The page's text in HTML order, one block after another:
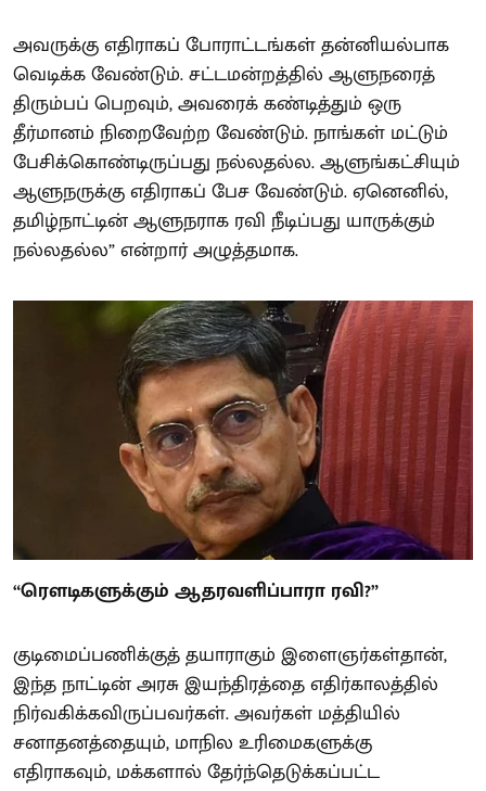
அவருக்கு எதிராகப் போராட்டங்கள் தன்னியல்பாக
வெடிக்க வேண்டும். சட்டமன்றத்தில் ஆளுநரைத்
திரும்பப் பெறவும், அவரைக் கண்டித்தும் ஒரு
தீர்மானம் நிறைவேற்ற வேண்டும். நாங்கள் மட்டும்
பேசிக்கொண்டிருப்பது நல்லதல்ல. ஆளுங்கட்சியும்
ஆளுநருக்கு எதிராகப் பேச வேண்டும். ஏனெனில்,
தமிழ்நாட்டின் ஆளுநராக ரவி நீடிப்பது யாருக்கும்
நல்லதல்ல” என்றார் அழுத்தமாக.
“ரௌடிகளுக்கும் ஆதரவளிப்பாரா ரவி?”
குடிமைப்பணிக்குத் தயாராகும் இளைஞர்கள்தான்,
இந்த நாட்டின் அரசு இயந்திரத்தை எதிர்காலத்தில்
நிர்வகிக்கவிருப்பவர்கள். அவர்கள் மத்தியில்
சனாதனத்தையும், மாநில உரிமைகளுக்கு
எதிராகவும், மக்களால் தேர்ந்தெடுக்கப்பட்ட